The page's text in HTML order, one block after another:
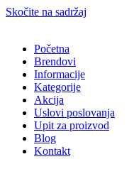
Skočite na sadržaj
Početna
Brendovi
Informacije
Kategorije
Akcija
Uslovi poslovanja
Upit za proizvod
Blog
Kontakt